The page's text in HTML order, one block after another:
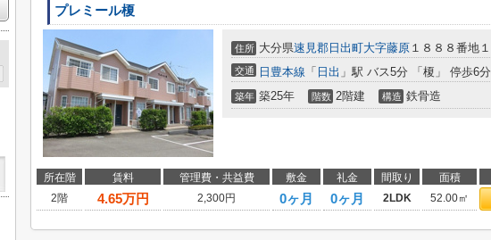
プレミール榎
住所 大分県速見郡日出町大字藤原 １８８８番地１
交通 日豊本線 「 日出 」駅 バス5分 「榎」 停歩6分
築年 築25年 階数 2階建 構造 鉄骨造
所在階 賃料 管理費・共益費 敷金 礼金 間取り 面積
2階
4.65万円 2,300円 0ヶ月 0ヶ月 2LDK 52.00㎡